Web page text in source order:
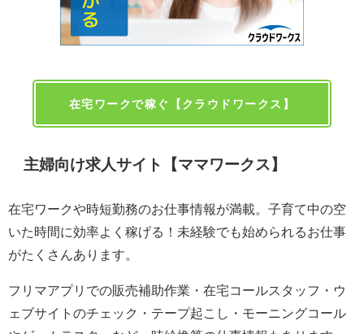
在宅ワークで稼ぐ【クラウドワークス】
主婦向け求人サイト【ママワークス】
在宅ワークや時短勤務のお仕事情報が満載。子育て中の空
いた時間に効率よく稼げる！未経験でも始められるお仕事
がたくさんあります。
フリマアプリでの販売補助作業・在宅コールスタッフ・ウ
ェブサイトのチェック・テープ起こし・モーニングコール